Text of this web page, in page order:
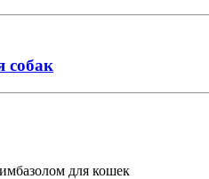
собак
для кошек